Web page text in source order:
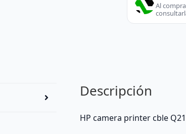
Al
Descripción
HP camera printer cble